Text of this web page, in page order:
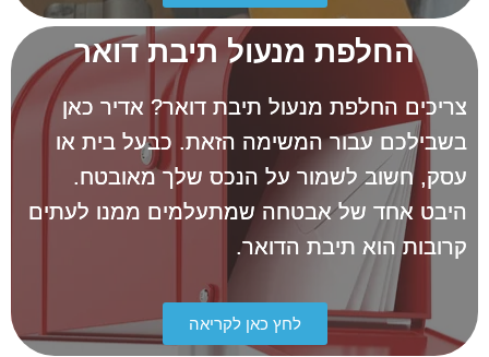
החלפת מנעול תיבת דואר
צריכים החלפת מנעול תיבת דואר? אדיר כאן
בשבילכם עבור המשימה הזאת. כבעל בית או
עסק, חשוב לשמור על הנכס שלך מאובטח.
היבט אחד של אבטחה שמתעלמים ממנו לעתים
קרובות הוא תיבת הדואר.
לחץ כאן לקריאה